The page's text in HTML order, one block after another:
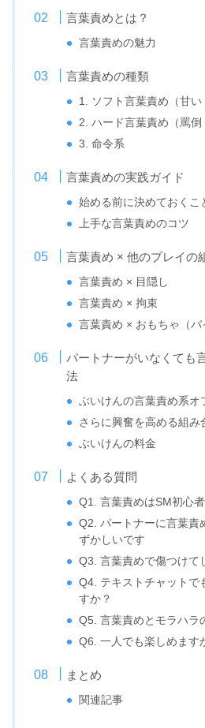
言葉責めとは？
言葉責めの魅力
言葉責めの種類
1. ソフト言葉責め（甘い
2. ハード言葉責め（罵倒
3. 命令系
言葉責めの実践ガイド
始める前に決めておくこ
上手な言葉責めのコツ
言葉責め × 他のプレイの
言葉責め × 目隠し
言葉責め × 拘束
言葉責め × おもちゃ（バ
パートナーがいなくても
法
ぶいけんの言葉責め系オ
さらに興奮を高める組み
ぶいけんの料金
よくある質問
Q1. 言葉責めはSM初心
Q2. パートナーに言葉責
ずかしいです
Q3. 言葉責めで傷つけて
Q4. テキストチャットで
すか？
Q5. 言葉責めとモラハラ
Q6. 一人でも楽しめます
まとめ
関連記事